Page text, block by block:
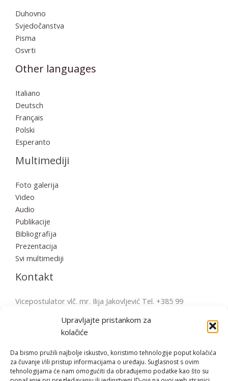
Upravljajte pristankom za
kolačiće
Da bismo pružili najbolje iskustvo, koristimo tehnologije poput kolačića
za čuvanje i/ili pristup informacijama o uređaju. Suglasnost s ovim
tehnologijama će nam omogućiti da obrađujemo podatke kao što su
Duhovno
Svjedočanstva
Pisma
Osvrti
Other languages
Italiano
Deutsch
Français
Polski
Esperanto
Multimediji
Foto galerija
Video
Audio
Publikacije
Bibliografija
Prezentacija
Svi multimediji
Kontakt
Vicepostulator vlč. mr. Ilija Jakovljević Tel. +385 99
Fažana Župni trg 4, 52212 Fažana, Hrvatska